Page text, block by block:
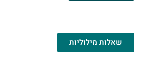
שאלות מילוליות